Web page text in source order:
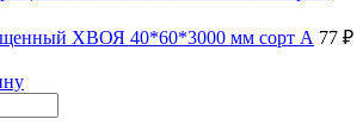
ХВОЯ 40*60*3000 мм сорт А 77 ₽